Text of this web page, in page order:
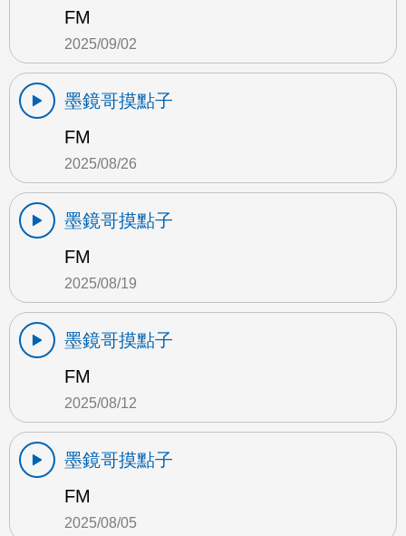
FM
2025/09/02
墨鏡哥摸點子
FM
2025/08/26
墨鏡哥摸點子
FM
2025/08/19
墨鏡哥摸點子
FM
2025/08/12
墨鏡哥摸點子
FM
2025/08/05